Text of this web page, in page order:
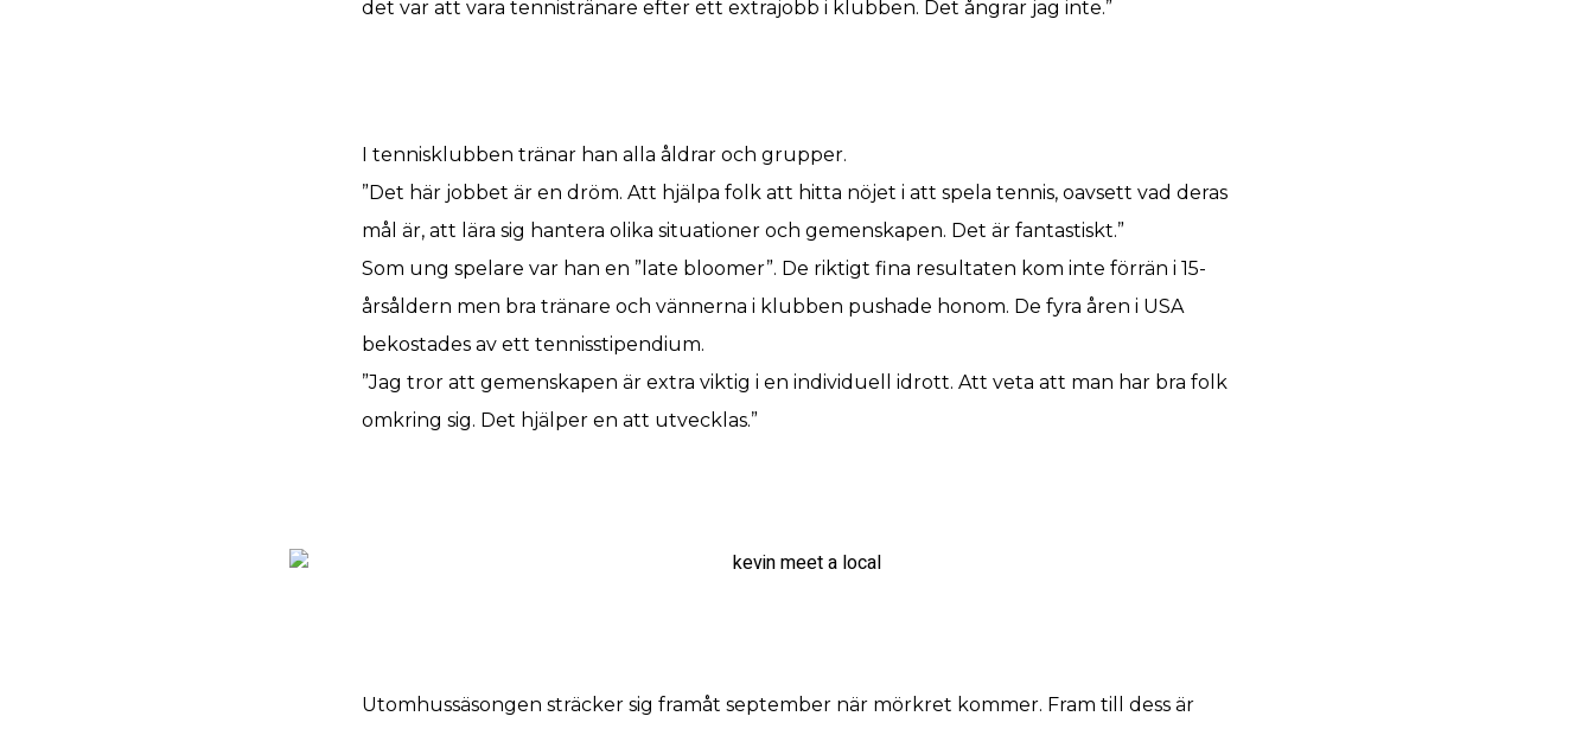
det var att vara tennistränare efter ett extrajobb i klubben. Det ångrar jag inte.”
I tennisklubben tränar han alla åldrar och grupper.
”Det här jobbet är en dröm. Att hjälpa folk att hitta nöjet i att spela tennis, oavsett vad deras
mål är, att lära sig hantera olika situationer och gemenskapen. Det är fantastiskt.”
Som ung spelare var han en ”late bloomer”. De riktigt fina resultaten kom inte förrän i 15-
årsåldern men bra tränare och vännerna i klubben pushade honom. De fyra åren i USA
bekostades av ett tennisstipendium.
”Jag tror att gemenskapen är extra viktig i en individuell idrott. Att veta att man har bra folk
omkring sig. Det hjälper en att utvecklas.”
Utomhussäsongen sträcker sig framåt september när mörkret kommer. Fram till dess är